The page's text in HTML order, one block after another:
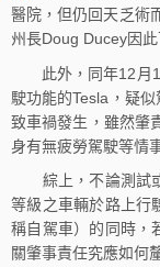
醫院，但仍回天乏術
州長Doug Ducey因
此外，同年12月11
駛功能的Tesla，疑
致車禍發生，雖然肇
身有無疲勞駕駛等情
綜上，不論測試或
等級之車輛於路上行
稱自駕車）的同時，
關肇事責任究應如何